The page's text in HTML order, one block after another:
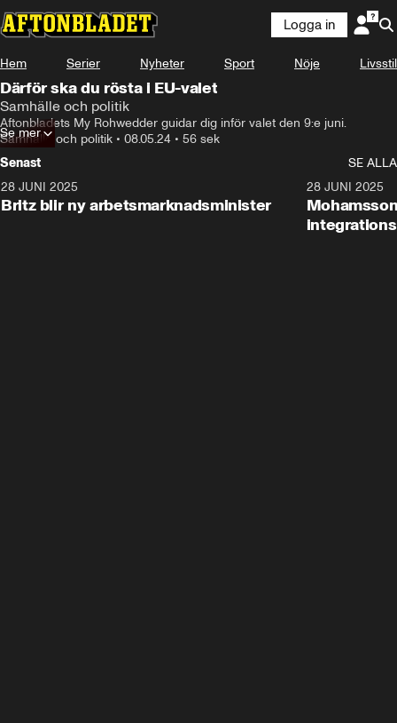
Logga in
Hem Serier Nyheter Sport Nöje Livsstil
Därför ska du rösta i EU-valet
Samhälle och politik
Aftonbladets My Rohwedder guidar dig inför valet den 9:e juni.
Samhälle och politik • 08.05.24 • 56 sek
Se mer
Senast
SE ALLA
28 JUNI 2025
Britz blir ny arbetsmarknadsminister
28 JUNI 2025